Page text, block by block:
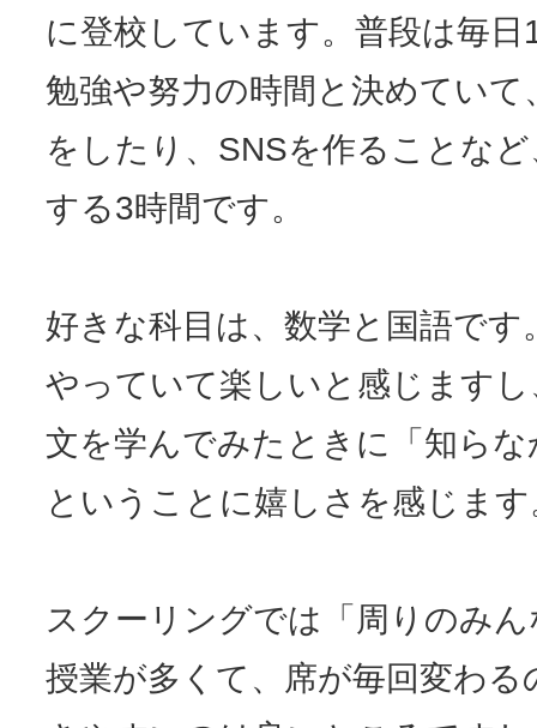
に登校しています。普段は毎
勉強や努力の時間と決めてい
をしたり、SNSを作ることな
する3時間です。
好きな科目は、数学と国語で
やっていて楽しいと感じます
文を学んでみたときに「知ら
ということに嬉しさを感じます
スクーリングでは「周りのみ
授業が多くて、席が毎回変わ